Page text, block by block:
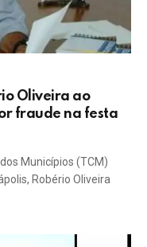
Oliveira ao
fraude na festa
Municípios (TCM)
Robério Oliveira